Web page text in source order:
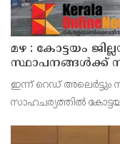
മഴ : കോട്ടയം
സ്ഥാപനങ്ങൾക്ക്
ഇന്ന് റെഡ് അലെർട്ടും
സാഹചര്യത്തിൽ
വെള്ളി) ജില്ലാ കളക്ടർ